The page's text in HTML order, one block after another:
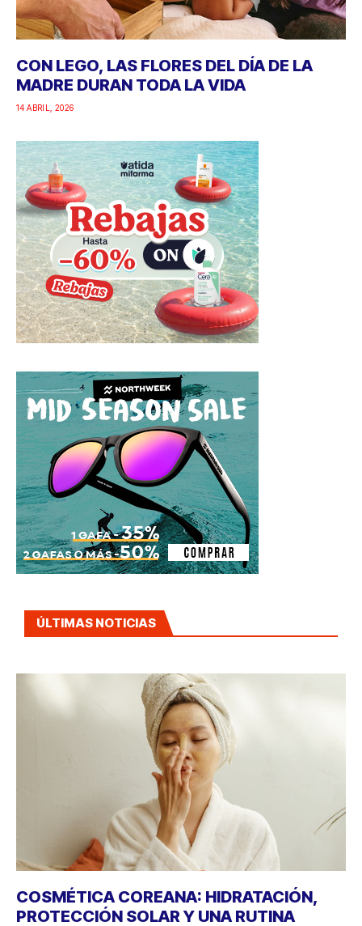
CON LEGO, LAS FLORES DEL DÍA DE LA
MADRE DURAN TODA LA VIDA
14 ABRIL, 2026
ÚLTIMAS NOTICIAS
COSMÉTICA COREANA: HIDRATACIÓN,
PROTECCIÓN SOLAR Y UNA RUTINA